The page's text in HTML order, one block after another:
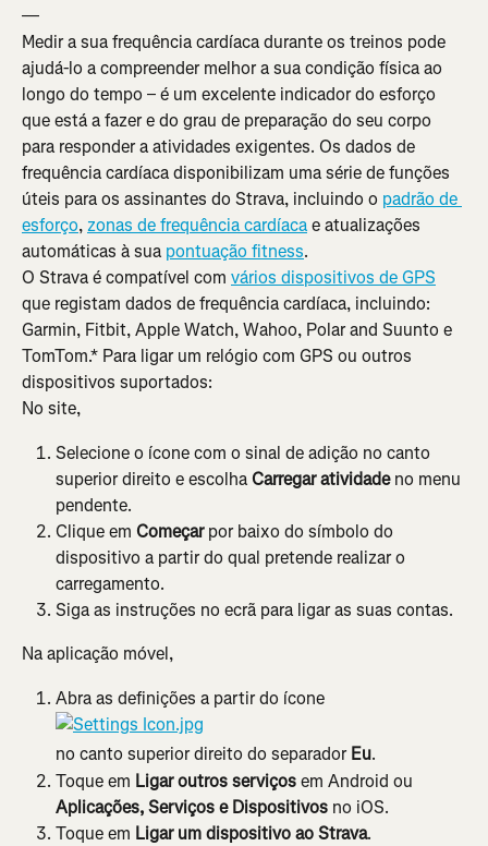
—
Medir a sua frequência cardíaca durante os treinos pode
ajudá-lo a compreender melhor a sua condição física ao
longo do tempo – é um excelente indicador do esforço
que está a fazer e do grau de preparação do seu corpo
para responder a atividades exigentes. Os dados de
frequência cardíaca disponibilizam uma série de funções
úteis para os assinantes do Strava, incluindo o padrão de
esforço, zonas de frequência cardíaca e atualizações
automáticas à sua pontuação fitness.
O Strava é compatível com vários dispositivos de GPS
que registam dados de frequência cardíaca, incluindo:
Garmin, Fitbit, Apple Watch, Wahoo, Polar and Suunto e
TomTom.* Para ligar um relógio com GPS ou outros
dispositivos suportados:
No site,
Selecione o ícone com o sinal de adição no canto
superior direito e escolha Carregar atividade no menu
pendente.
Clique em Começar por baixo do símbolo do
dispositivo a partir do qual pretende realizar o
carregamento.
Siga as instruções no ecrã para ligar as suas contas.
Na aplicação móvel,
Abra as definições a partir do ícone
no canto superior direito do separador Eu.
Toque em Ligar outros serviços em Android ou
Aplicações, Serviços e Dispositivos no iOS.
Toque em Ligar um dispositivo ao Strava.